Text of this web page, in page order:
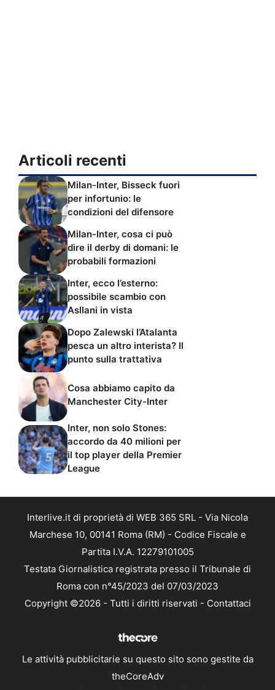
Articoli recenti
Milan-Inter, Bisseck fuori
per infortunio: le
condizioni del difensore
Milan-Inter, cosa ci può
dire il derby di domani: le
probabili formazioni
Inter, ecco l’esterno:
possibile scambio con
Asllani in vista
Dopo Zalewski l’Atalanta
pesca un altro interista? Il
punto sulla trattativa
Cosa abbiamo capito da
Manchester City-Inter
Inter, non solo Stones:
accordo da 40 milioni per
il top player della Premier
League
Interlive.it di proprietà di WEB 365 SRL - Via Nicola
Marchese 10, 00141 Roma (RM) - Codice Fiscale e
Partita I.V.A. 12279101005
Testata Giornalistica registrata presso il Tribunale di
Roma con n°45/2023 del 07/03/2023
Copyright ©2026 - Tutti i diritti riservati - Contattaci
Le attività pubblicitarie su questo sito sono gestite da
theCoreAdv